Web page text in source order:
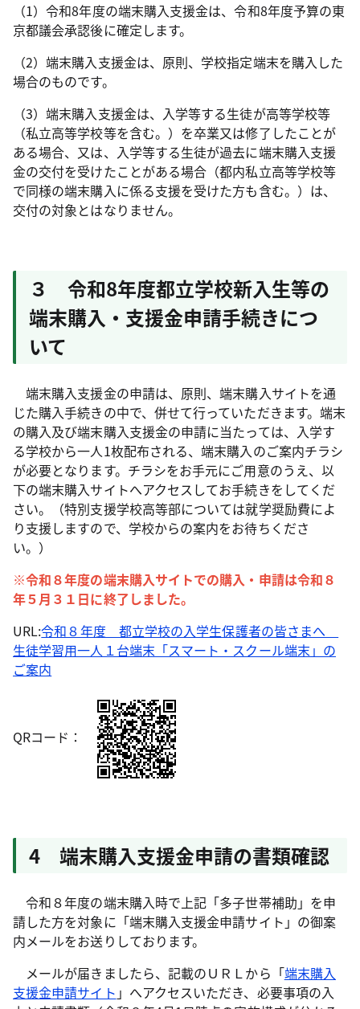
（1）令和8年度の端末購入支援金は、令和8年度予算の東
京都議会承認後に確定します。
（2）端末購入支援金は、原則、学校指定端末を購入した
場合のものです。
（3）端末購入支援金は、入学等する生徒が高等学校等
（私立高等学校等を含む。）を卒業又は修了したことが
ある場合、又は、入学等する生徒が過去に端末購入支援
金の交付を受けたことがある場合（都内私立高等学校等
で同様の端末購入に係る支援を受けた方も含む。）は、
交付の対象とはなりません。
３ 令和8年度都立学校新入生等の
端末購入・支援金申請手続きにつ
いて
端末購入支援金の申請は、原則、端末購入サイトを通
じた購入手続きの中で、併せて行っていただきます。端末
の購入及び端末購入支援金の申請に当たっては、入学す
る学校から一人1枚配布される、端末購入のご案内チラシ
が必要となります。チラシをお手元にご用意のうえ、以
下の端末購入サイトへアクセスしてお手続きをしてくだ
さい。（特別支援学校高等部については就学奨励費によ
り支援しますので、学校からの案内をお待ちくださ
い。）
※令和８年度の端末購入サイトでの購入・申請は令和８
年５月３１日に終了しました。
URL:令和８年度 都立学校の入学生保護者の皆さまへ
生徒学習用一人１台端末「スマート・スクール端末」の
ご案内
QRコード：
4 端末購入支援金申請の書類確認
令和８年度の端末購入時で上記「多子世帯補助」を申
請した方を対象に「端末購入支援金申請サイト」の御案
内メールをお送りしております。
メールが届きましたら、記載のＵＲＬから「端末購入
支援金申請サイト 」へアクセスいただき、必要事項の入